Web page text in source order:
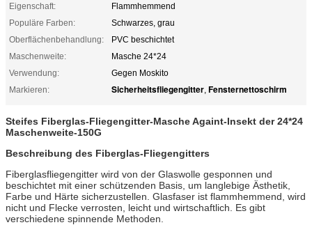
Eigenschaft:
Flammhemmend
Populäre Farben:
Schwarzes, grau
Oberflächenbehandlung:
PVC beschichtet
Maschenweite:
Masche 24*24
Verwendung:
Gegen Moskito
Markieren:
Sicherheitsfliegengitter, Fensternettoschirm
Steifes Fiberglas-Fliegengitter-Masche Againt-Insekt der 24*24
Maschenweite-150G
Beschreibung des Fiberglas-Fliegengitters
Fiberglasfliegengitter wird von der Glaswolle gesponnen und
beschichtet mit einer schützenden Basis, um langlebige Ästhetik,
Farbe und Härte sicherzustellen. Glasfaser ist flammhemmend, wird
nicht und Flecke verrosten, leicht und wirtschaftlich. Es gibt
verschiedene spinnende Methoden.